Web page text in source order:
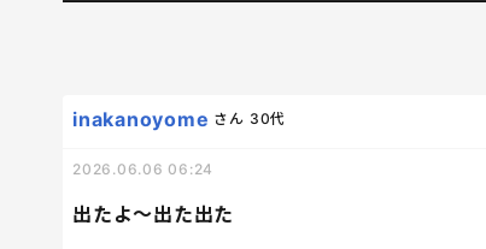
出たよ～出た出た
inakanoyome さん 30代
2026.06.06 06:24